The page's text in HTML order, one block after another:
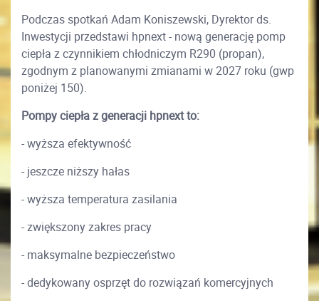
Podczas spotkań Adam Koniszewski, Dyrektor ds.
Inwestycji przedstawi hpnext - nową generację pomp
ciepła z czynnikiem chłodniczym R290 (propan),
zgodnym z planowanymi zmianami w 2027 roku (gwp
poniżej 150).
Pompy ciepła z generacji hpnext to:
- wyższa efektywność
- jeszcze niższy hałas
- wyższa temperatura zasilania
- zwiększony zakres pracy
- maksymalne bezpieczeństwo
- dedykowany osprzęt do rozwiązań komercyjnych